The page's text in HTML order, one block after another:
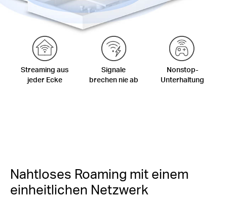
Streaming aus
jeder Ecke
Signale
brechen nie ab
Nonstop-
Unterhaltung
Nahtloses Roaming mit einem
einheitlichen Netzwerk